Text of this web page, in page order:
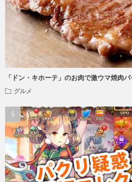
「ドン・キホーテ」のお肉で激ウマ焼肉
グルメ